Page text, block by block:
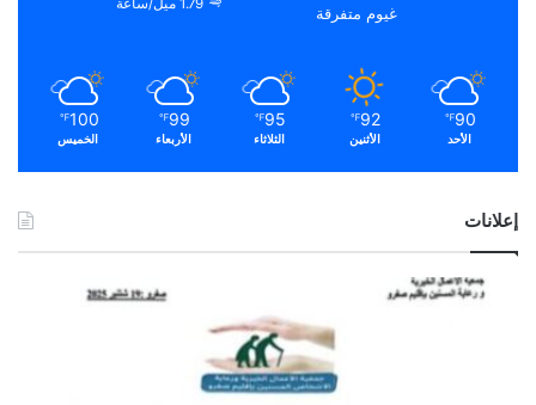
غيوم متفرقة
1.79 ميل/ساعة
90
℉
الأحد
92
℉
الأثنين
95
℉
الثلاثاء
99
℉
الأربعاء
100
℉
الخميس
إعلانات